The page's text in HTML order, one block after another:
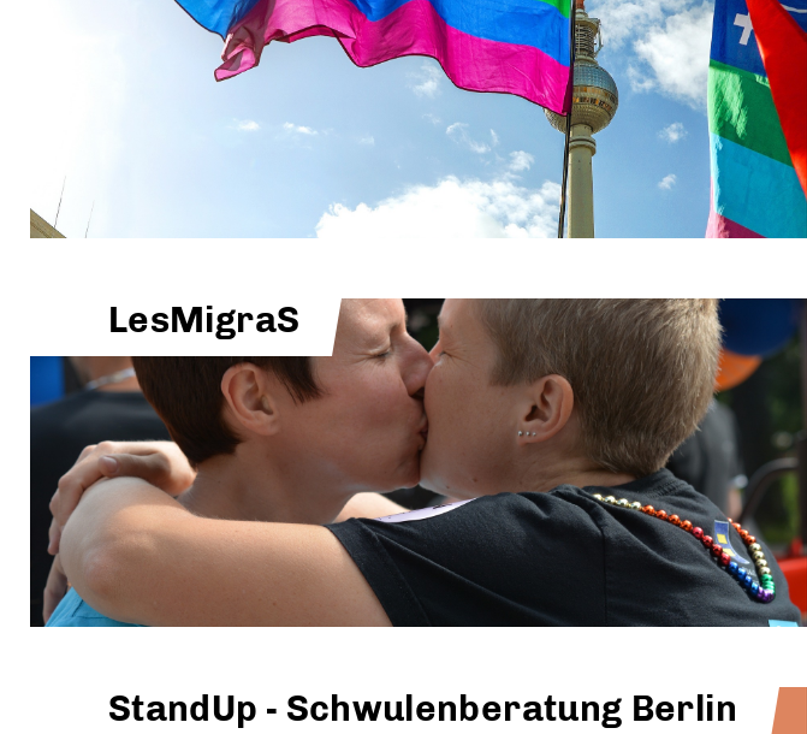
LesMigraS
StandUp - Schwulenberatung Berlin